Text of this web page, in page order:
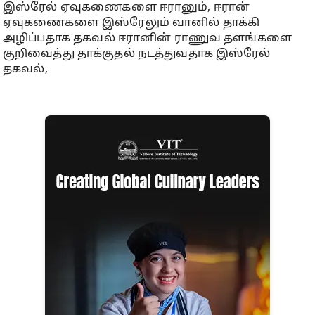
இஸ்ரேல் ஏவுகணைகளை ஈரானும், ஈரான்
ஏவுகணைகளை இஸ்ரேலும் வானில் தாக்கி
அழிப்பதாக தகவல் ஈரானின் ராணுவ தளங்களை
குறிவைத்து தாக்குதல் நடத்துவதாக இஸ்ரேல்
தகவல்,